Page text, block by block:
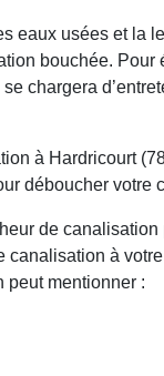
eaux usées et la
bouchée. Pour
chargera
à Hardricourt
déboucher votre
de
canalisation à
peut mentionner :